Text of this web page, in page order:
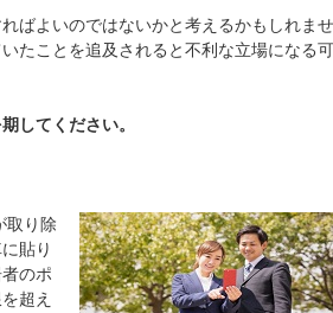
ばよいのではないかと考えるかもしれませ
たことを追及されると不利な立場になる可
してください。
取り除
貼り
のポ
超え